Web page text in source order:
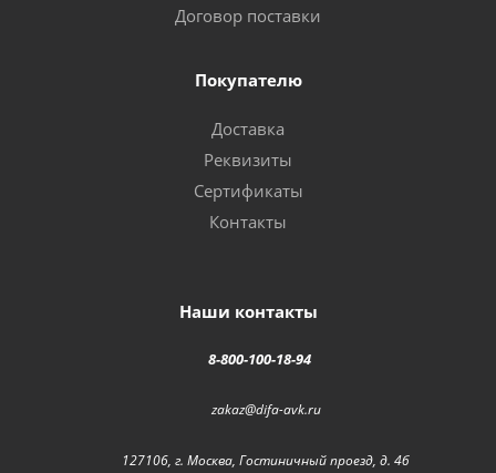
Договор поставки
Покупателю
Доставка
Реквизиты
Сертификаты
Контакты
Наши контакты
8-800-100-18-94
zakaz@difa-avk.ru
127106, г. Москва, Гостиничный проезд, д. 4б